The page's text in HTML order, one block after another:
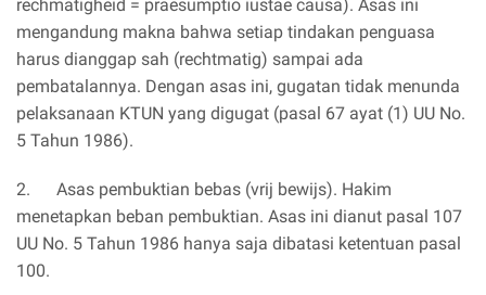
rechmatigheid = praesumptio iustae causa). Asas ini
mengandung makna bahwa setiap tindakan penguasa
harus dianggap sah (rechtmatig) sampai ada
pembatalannya. Dengan asas ini, gugatan tidak menunda
pelaksanaan KTUN yang digugat (pasal 67 ayat (1) UU No.
5 Tahun 1986).
2. Asas pembuktian bebas (vrij bewijs). Hakim
menetapkan beban pembuktian. Asas ini dianut pasal 107
UU No. 5 Tahun 1986 hanya saja dibatasi ketentuan pasal
100.